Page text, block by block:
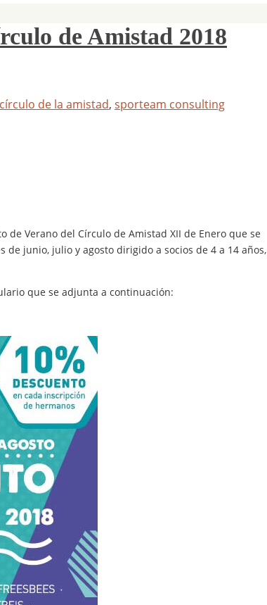
de Amistad 2018
círculo de la amistad, sporteam consulting
de Verano del Círculo de Amistad XII de Enero que se
junio, julio y agosto dirigido a socios de 4 a 14 años,
que se adjunta a continuación: